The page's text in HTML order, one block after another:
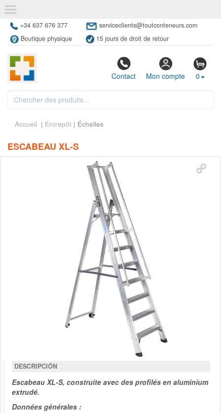
+34 637 676 377
serviceclients@toutconteneurs.com
Boutique physique
15 jours de droit de retour
Contact Mon compte 0
Accueil | Entrepôt | Échelles
ESCABEAU XL-S
DESCRIPCIÓN
Escabeau XL-S, construite avec des profilés en aluminium
extrudé.
Données générales :